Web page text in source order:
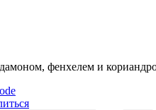
фенхелем и